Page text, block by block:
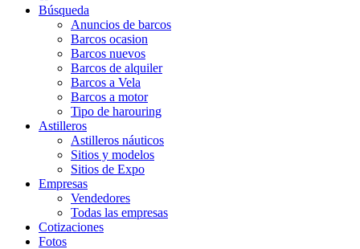
Búsqueda
Anuncios de barcos
Barcos ocasion
Barcos nuevos
Barcos de alquiler
Barcos a Vela
Barcos a motor
Tipo de harouring
Astilleros
Astilleros náuticos
Sitios y modelos
Sitios de Expo
Empresas
Vendedores
Todas las empresas
Cotizaciones
Fotos